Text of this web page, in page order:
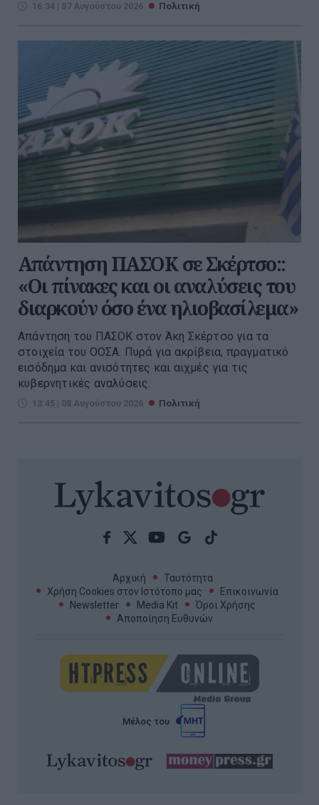
16:34 | 07 Αυγούστου 2026 Πολιτική
Απάντηση ΠΑΣΟΚ σε Σκέρτσο::
«Οι πίνακες και οι αναλύσεις του
διαρκούν όσο ένα ηλιοβασίλεμα»
Απάντηση του ΠΑΣΟΚ στον Άκη Σκέρτσο για τα
στοιχεία του ΟΟΣΑ. Πυρά για ακρίβεια, πραγματικό
εισόδημα και ανισότητες και αιχμές για τις
κυβερνητικές αναλύσεις.
13:45 | 08 Αυγούστου 2026 Πολιτική
Αρχική
Ταυτότητα
Χρήση Cookies στον Ιστότοπο μας
Επικοινωνία
Newsletter
Media Kit
Όροι Χρήσης
Αποποίηση Ευθυνών
Μέλος του